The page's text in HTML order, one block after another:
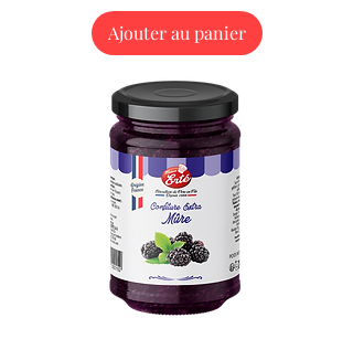
Ajouter au panier